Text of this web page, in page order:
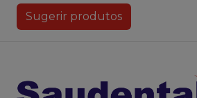
Sugerir produtos